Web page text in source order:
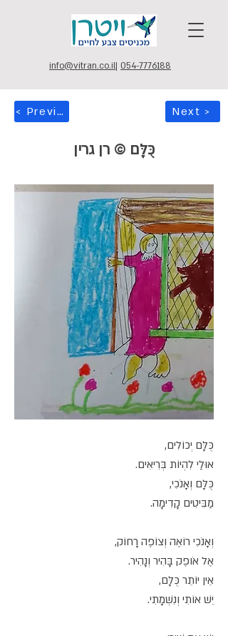
info@vitran.co.il| 054-7776188
< Previous Next >
כֻּלָּם © רן גרין
כֻּלָּם יְכוֹלִים,
אוּלַי לִהְיוֹת בְּרִיאִים.
כֻּלָּם וְאָנֹכִי,
מַבִּיטִים קָדִימָה.
וְאָנֹכִי רוֹאֶה וְצוֹפֶה רָחוֹק,
אֶל אֹופֶק בָּהִיר וְנָהִיר.
אֵין יוֹתֵר כֻּלָּם,
יֵשׁ אוֹתִי וְנִשְׁמָתִי.